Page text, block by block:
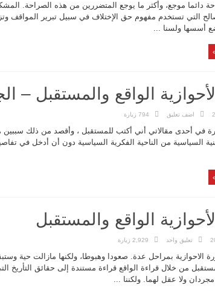
دائما موجع، وأكثر ما يوجع المتضررين من هذه الصراحة.
التي تستخدم مفهوم حق الإختلاف في سبيل تبرير المواقف
أسسها ولسنا ...
الواقع والمستقبل –
اضف تعليق 794 زيارة
في أحدى مقالاتي أني أكتب للمستقبل ، وأقصد من ذلك سببين
السياسية من الناحية الفكرية السياسية دون أن أدخل في
الواقع والمستقبل
تعليق واحد 2,929 زيارة
الاحوازية بمراحل عدة. صعودا وهبوطا، ولكنها مازالت حية
من خلال قراءة الواقع قراءة مستندة إلى حقائق التأريخ
مجردان ولا عقل لهما. ولكننا ...